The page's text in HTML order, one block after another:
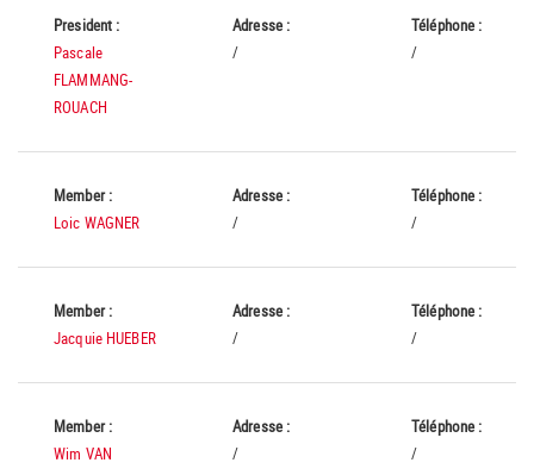
President :
Pascale
FLAMMANG-
ROUACH
Adresse :
/
Téléphone :
/
Member :
Loic WAGNER
Adresse :
/
Téléphone :
/
Member :
Jacquie HUEBER
Adresse :
/
Téléphone :
/
Member :
Wim VAN
Adresse :
/
Téléphone :
/